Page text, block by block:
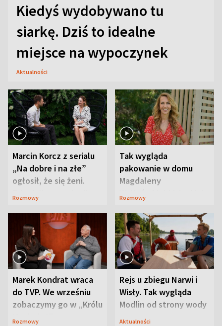
Kiedyś wydobywano tu
siarkę. Dziś to idealne
miejsce na wypoczynek
Aktualności
Marcin Korcz z serialu
„Na dobre i na złe”
ogłosił, że się żeni.
Zdradził, co zmienił
Rozmowy
Tak wygląda
pakowanie w domu
Magdaleny
Waligórskiej-Lisieckiej.
Rozmowy
Marek Kondrat wraca
do TVP. We wrześniu
zobaczymy go w „Królu
Maciusiu I”
Rozmowy
Rejs u zbiegu Narwi i
Wisły. Tak wygląda
Modlin od strony wody
Aktualności